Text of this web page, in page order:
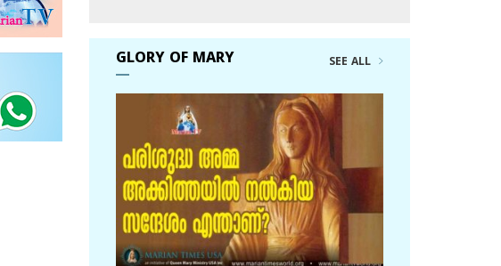
GLORY OF MARY SEE ALL